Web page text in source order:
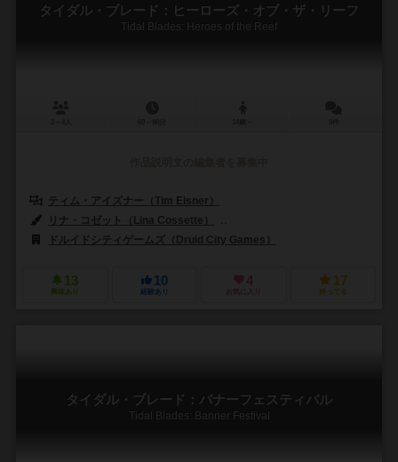
タイダル・ブレード：ヒーローズ・オブ・ザ・リーフ
Tidal Blades: Heroes of the Reef
ティム・アイズナー（Tim Eisner）
リナ・コゼット（Lina Cossette）
ドルイドシティゲームズ（Druid City Games）
13
興味あり
10
経験あり
4
お気に入り
17
持ってる
タイダル・ブレード：バナーフェスティバル
Tidal Blades: Banner Festival